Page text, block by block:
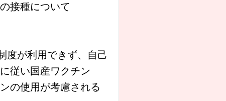
接種について
度が利用できず、自己
従い国産ワクチン
の使用が考慮される